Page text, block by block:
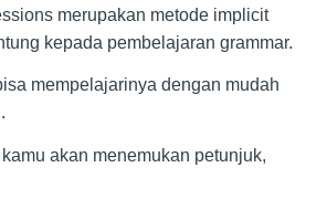
merupakan metode implicit
kepada pembelajaran grammar.
mempelajarinya dengan mudah
akan menemukan petunjuk,